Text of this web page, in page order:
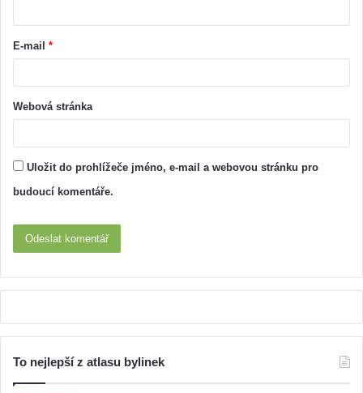
E-mail *
Webová stránka
Uložit do prohlížeče jméno, e-mail a webovou stránku pro
budoucí komentáře.
To nejlepší z atlasu bylinek